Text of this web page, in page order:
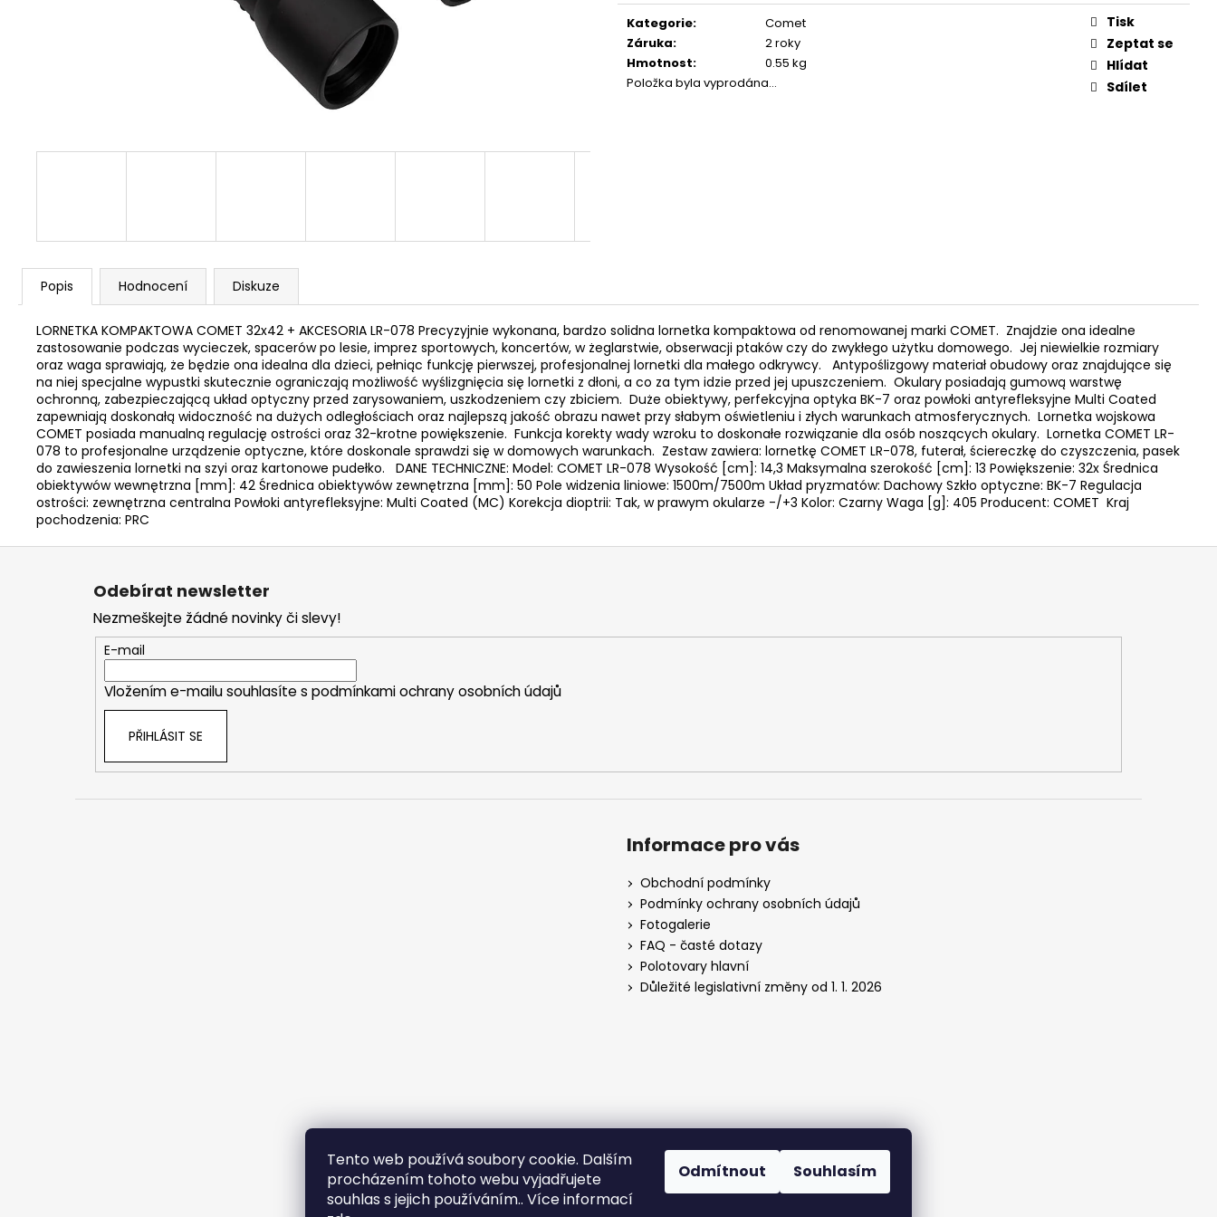
Tento web používá soubory cookie. Dalším
procházením tohoto webu vyjadřujete
souhlas s jejich používáním.. Více informací
Odmítnout Souhlasím
cena:
Kategorie:
Comet
Záruka:
2 roky
Hmotnost:
0.55 kg
Položka byla vyprodána…
Tisk
Zeptat se
Hlídat
Sdílet
Popis Hodnocení Diskuze
LORNETKA KOMPAKTOWA COMET 32x42 + AKCESORIA LR-078 Precyzyjnie wykonana, bardzo solidna lornetka kompaktowa od renomowanej marki COMET. Znajdzie ona idealne
zastosowanie podczas wycieczek, spacerów po lesie, imprez sportowych, koncertów, w żeglarstwie, obserwacji ptaków czy do zwykłego użytku domowego. Jej niewielkie rozmiary
oraz waga sprawiają, że będzie ona idealna dla dzieci, pełniąc funkcję pierwszej, profesjonalnej lornetki dla małego odkrywcy. Antypoślizgowy materiał obudowy oraz znajdujące się
na niej specjalne wypustki skutecznie ograniczają możliwość wyślizgnięcia się lornetki z dłoni, a co za tym idzie przed jej upuszczeniem. Okulary posiadają gumową warstwę
ochronną, zabezpieczającą układ optyczny przed zarysowaniem, uszkodzeniem czy zbiciem. Duże obiektywy, perfekcyjna optyka BK-7 oraz powłoki antyrefleksyjne Multi Coated
zapewniają doskonałą widoczność na dużych odległościach oraz najlepszą jakość obrazu nawet przy słabym oświetleniu i złych warunkach atmosferycznych. Lornetka wojskowa
COMET posiada manualną regulację ostrości oraz 32-krotne powiększenie. Funkcja korekty wady wzroku to doskonałe rozwiązanie dla osób noszących okulary. Lornetka COMET LR-
078 to profesjonalne urządzenie optyczne, które doskonale sprawdzi się w domowych warunkach. Zestaw zawiera: lornetkę COMET LR-078, futerał, ściereczkę do czyszczenia, pasek
do zawieszenia lornetki na szyi oraz kartonowe pudełko. DANE TECHNICZNE: Model: COMET LR-078 Wysokość [cm]: 14,3 Maksymalna szerokość [cm]: 13 Powiększenie: 32x Średnica
obiektywów wewnętrzna [mm]: 42 Średnica obiektywów zewnętrzna [mm]: 50 Pole widzenia liniowe: 1500m/7500m Układ pryzmatów: Dachowy Szkło optyczne: BK-7 Regulacja
ostrości: zewnętrzna centralna Powłoki antyrefleksyjne: Multi Coated (MC) Korekcja dioptrii: Tak, w prawym okularze -/+3 Kolor: Czarny Waga [g]: 405 Producent: COMET Kraj
pochodzenia: PRC
STARTOVACÍ NÁBOJE FIOCCHI 8MM
FLOBERT NÁBOJE ŠPIČATÉ 22
PLYN. NÁBOJE PV 9MM SLZNÉ REVOLVER
Z
Odebírat newsletter
Nezmeškejte žádné novinky či slevy!
E-mail
Vložením e-mailu souhlasíte s podmínkami ochrany osobních údajů
PŘIHLÁSIT SE
Informace pro vás
Obchodní podmínky
Podmínky ochrany osobních údajů
Fotogalerie
FAQ - časté dotazy
Polotovary hlavní
Důležité legislativní změny od 1. 1. 2026